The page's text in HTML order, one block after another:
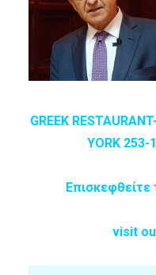
GREEK
YORK 253-
Επισκεφθείτε
visit